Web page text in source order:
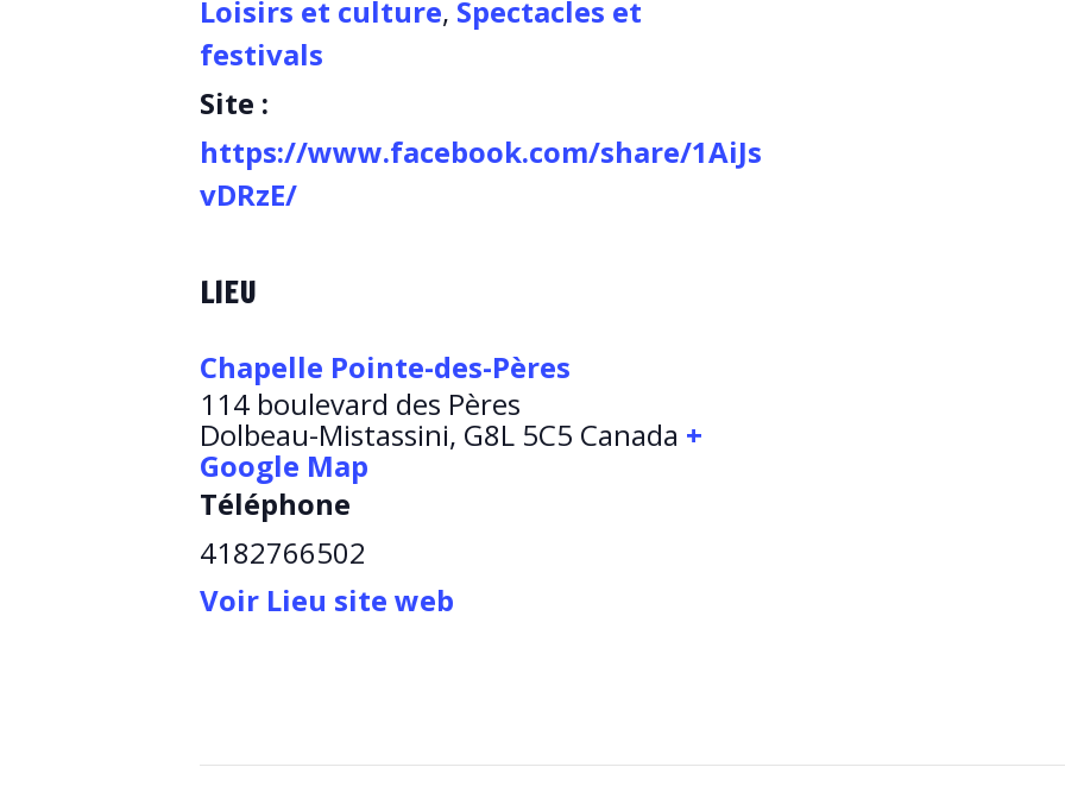
Loisirs et culture, Spectacles et
festivals
Site :
https://www.facebook.com/share/1AiJs
vDRzE/
LIEU
Chapelle Pointe-des-Pères
114 boulevard des Pères
Dolbeau-Mistassini, G8L 5C5 Canada +
Google Map
Téléphone
4182766502
Voir Lieu site web